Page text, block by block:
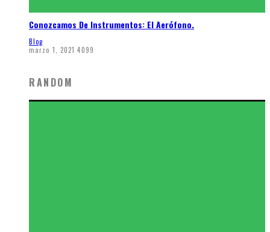
Conozcamos De Instrumentos: El Aerófono.
Blog
marzo 1, 2021 4099
RANDOM